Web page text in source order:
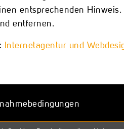
entsprechenden
entfernen.
Internetagentur und